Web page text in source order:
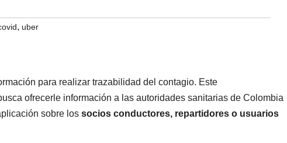
, uber
para realizar trazabilidad del contagio. Este
ofrecerle información a las autoridades sanitarias de Colombia
sobre los socios conductores, repartidores o usuarios